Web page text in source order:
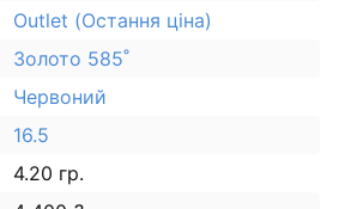
Outlet (Остання ціна)
Золото 585˚
Червоний
16.5
4.20 гр.